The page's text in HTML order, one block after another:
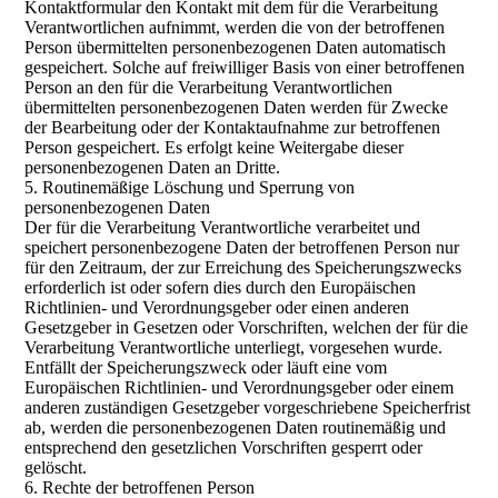
Kontaktformular den Kontakt mit dem für die Verarbeitung
Verantwortlichen aufnimmt, werden die von der betroffenen
Person übermittelten personenbezogenen Daten automatisch
gespeichert. Solche auf freiwilliger Basis von einer betroffenen
Person an den für die Verarbeitung Verantwortlichen
übermittelten personenbezogenen Daten werden für Zwecke
der Bearbeitung oder der Kontaktaufnahme zur betroffenen
Person gespeichert. Es erfolgt keine Weitergabe dieser
personenbezogenen Daten an Dritte.
5. Routinemäßige Löschung und Sperrung von
personenbezogenen Daten
Der für die Verarbeitung Verantwortliche verarbeitet und
speichert personenbezogene Daten der betroffenen Person nur
für den Zeitraum, der zur Erreichung des Speicherungszwecks
erforderlich ist oder sofern dies durch den Europäischen
Richtlinien- und Verordnungsgeber oder einen anderen
Gesetzgeber in Gesetzen oder Vorschriften, welchen der für die
Verarbeitung Verantwortliche unterliegt, vorgesehen wurde.
Entfällt der Speicherungszweck oder läuft eine vom
Europäischen Richtlinien- und Verordnungsgeber oder einem
anderen zuständigen Gesetzgeber vorgeschriebene Speicherfrist
ab, werden die personenbezogenen Daten routinemäßig und
entsprechend den gesetzlichen Vorschriften gesperrt oder
gelöscht.
6. Rechte der betroffenen Person